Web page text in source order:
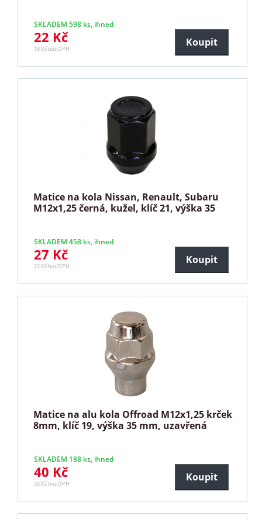
SKLADEM 598 ks, ihned
22 Kč
18 Kč bez DPH
Koupit
Matice na kola Nissan, Renault, Subaru
M12x1,25 černá, kužel, klíč 21, výška 35
SKLADEM 458 ks, ihned
27 Kč
22 Kč bez DPH
Koupit
Matice na alu kola Offroad M12x1,25 krček
8mm, klíč 19, výška 35 mm, uzavřená
SKLADEM 188 ks, ihned
40 Kč
33 Kč bez DPH
Koupit